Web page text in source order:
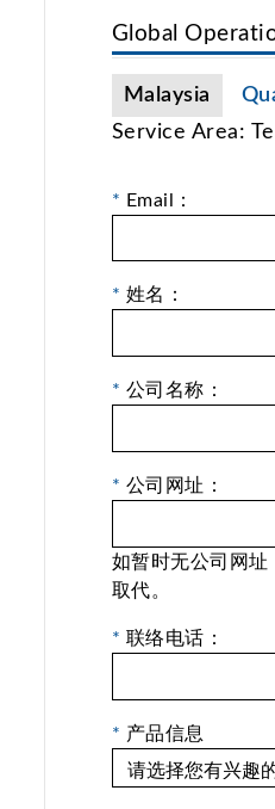
Global
Malaysia
Service Area:
* Email：
* 姓名：
* 公司名称：
* 公司网址：
如暂时无公司网
取代。
* 联络电话：
* 产品信息